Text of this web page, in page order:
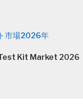
市場2026年
Test Kit Market 2026